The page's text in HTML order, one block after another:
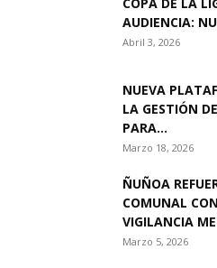
COPA DE LA
AUDIENCIA:
Abril 3, 2026
NUEVA
LA GESTIÓN
PARA...
Marzo 18, 2026
ÑUÑOA
COMUNAL
VIGILANCIA
Marzo 5, 2026